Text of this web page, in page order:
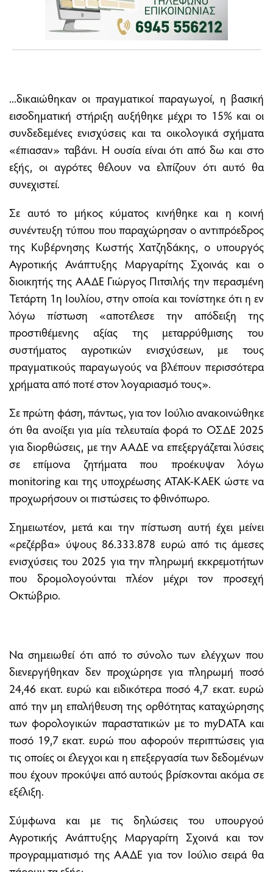
...δικαιώθηκαν οι πραγµατικοί παραγωγοί, η βασική
εισοδηµατική στήριξη αυξήθηκε µέχρι το 15% και οι
συνδεδεµένες ενισχύσεις και τα οικολογικά σχήµατα
«έπιασαν» ταβάνι. Η ουσία είναι ότι από δω και στο
εξής, οι αγρότες θέλουν να ελπίζουν ότι αυτό θα
συνεχιστεί.
Σε αυτό το µήκος κύµατος κινήθηκε και η κοινή
συνέντευξη τύπου που παραχώρησαν ο αντιπρόεδρος
της Κυβέρνησης Κωστής Χατζηδάκης, ο υπουργός
Αγροτικής Ανάπτυξης Μαργαρίτης Σχοινάς και ο
διοικητής της ΑΑ∆Ε Γιώργος Πιτσιλής την περασµένη
Τετάρτη 1η Ιουλίου, στην οποία και τονίστηκε ότι η εν
λόγω πίστωση «αποτέλεσε την απόδειξη της
προστιθέµενης αξίας της µεταρρύθµισης του
συστήµατος αγροτικών ενισχύσεων, µε τους
πραγµατικούς παραγωγούς να βλέπουν περισσότερα
χρήµατα από ποτέ στον λογαριασµό τους».
Σε πρώτη φάση, πάντως, για τον Ιούλιο ανακοινώθηκε
ότι θα ανοίξει για µία τελευταία φορά το ΟΣ∆Ε 2025
για διορθώσεις, µε την ΑΑ∆Ε να επεξεργάζεται λύσεις
σε επίµονα ζητήµατα που προέκυψαν λόγω
monitoring και της υποχρέωσης ΑΤΑΚ-ΚΑΕΚ ώστε να
προχωρήσουν οι πιστώσεις το φθινόπωρο.
Σηµειωτέον, µετά και την πίστωση αυτή έχει µείνει
«ρεζέρβα» ύψους 86.333.878 ευρώ από τις άµεσες
ενισχύσεις του 2025 για την πληρωµή εκκρεµοτήτων
που δροµολογούνται πλέον µέχρι τον προσεχή
Οκτώβριο.
Να σηµειωθεί ότι από το σύνολο των ελέγχων που
διενεργήθηκαν δεν προχώρησε για πληρωµή ποσό
24,46 εκατ. ευρώ και ειδικότερα ποσό 4,7 εκατ. ευρώ
από την µη επαλήθευση της ορθότητας καταχώρησης
των φορολογικών παραστατικών µε το myDATA και
ποσό 19,7 εκατ. ευρώ που αφορούν περιπτώσεις για
τις οποίες οι έλεγχοι και η επεξεργασία των δεδοµένων
που έχουν προκύψει από αυτούς βρίσκονται ακόµα σε
εξέλιξη.
Σύµφωνα και µε τις δηλώσεις του υπουργού
Αγροτικής Ανάπτυξης Μαργαρίτη Σχοινά και τον
προγραµµατισµό της ΑΑ∆Ε για τον Ιούλιο σειρά θα